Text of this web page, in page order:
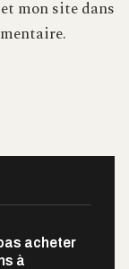
mon site dans
acheter
à